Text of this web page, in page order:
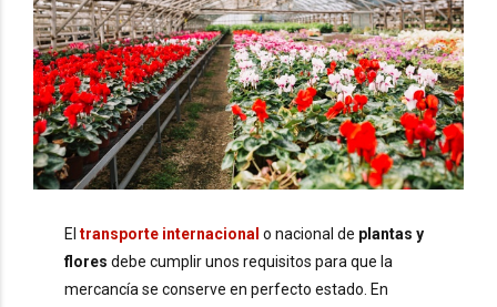
El transporte internacional o nacional de plantas y
flores debe cumplir unos requisitos para que la
mercancía se conserve en perfecto estado. En